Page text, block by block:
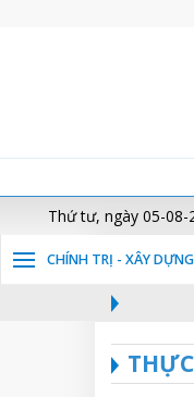
Thứ tư, ngày 05-08-
CHÍNH TRỊ - XÂY